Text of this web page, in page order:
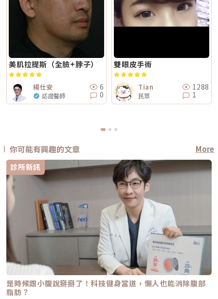
美肌拉提斯（全臉+脖子）
楊仕安
認證醫師
6
0
雙眼皮手術
Tian
民眾
1288
1
你可能有興趣的文章
More
診所新訊
是時候跟小腹說掰掰了！科技健身當道，懶人也能消除腹部
脂肪？